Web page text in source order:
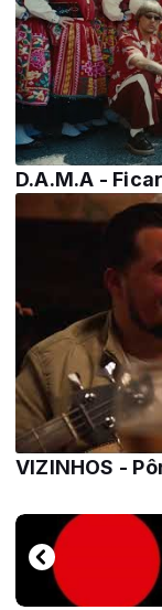
D.A.M.A -
VIZINHOS -